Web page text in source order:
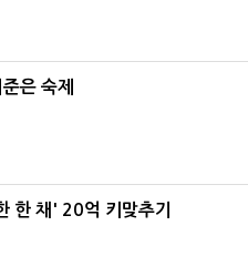
은 숙제
한 채' 20억 키맞추기